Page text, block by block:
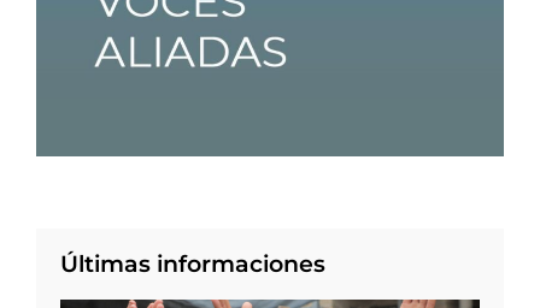
Últimas informaciones